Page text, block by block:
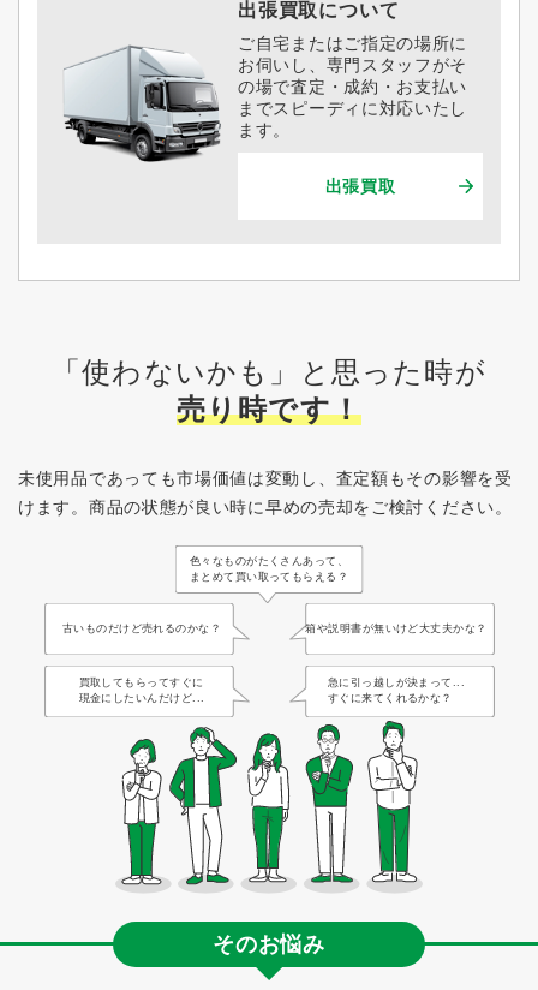
出張買取について
ご自宅またはご指定の場所に
お伺いし、専門スタッフがそ
の場で査定・成約・お支払い
までスピーディに対応いたし
ます。
出張買取
「使わないかも」と思った時が
売り時です！
未使用品であっても市場価値は変動し、査定額もその影響を受
けます。 商品の状態が良い時に早めの売却をご検討ください。
色々なものがたくさんあって、
まとめて買い取ってもらえる？
古いものだけど売れるのかな？ 箱や説明書が無いけど大丈夫かな？
買取してもらってすぐに
現金にしたいんだけど...
急に引っ越しが決まって...
すぐに来てくれるかな？
そのお悩み